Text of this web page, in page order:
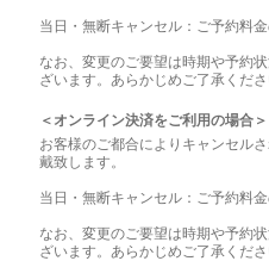
当日・無断キャンセル：ご予約料
なお、変更のご要望は時期や予約
ざいます。あらかじめご了承くださ
＜オンライン決済をご利用の場合＞
お客様のご都合によりキャンセル
戴致します。
当日・無断キャンセル：ご予約料
なお、変更のご要望は時期や予約
ざいます。あらかじめご了承くださ